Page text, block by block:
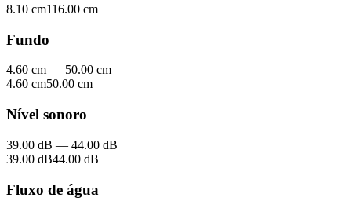
8.10 cm116.00 cm
Fundo
4.60 cm — 50.00 cm
4.60 cm50.00 cm
Nível sonoro
39.00 dB — 44.00 dB
39.00 dB44.00 dB
Fluxo de água